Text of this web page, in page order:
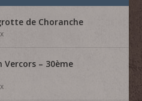
de Choranche
– 30ème